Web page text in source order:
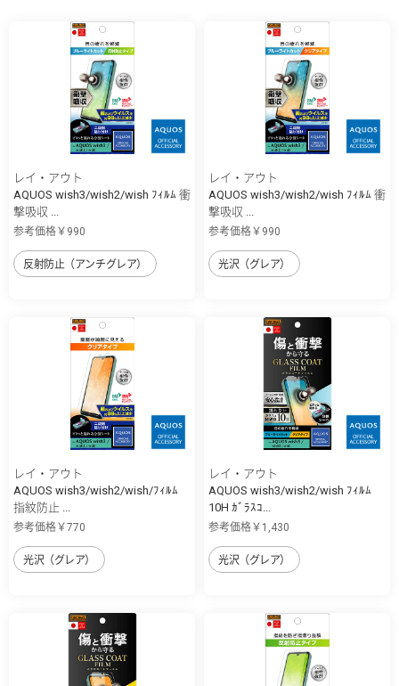
レイ・アウト
AQUOS wish3/wish2/wish ﾌｨﾙﾑ 衝
撃吸収 ...
参考価格￥990
反射防止（アンチグレア）
レイ・アウト
AQUOS wish3/wish2/wish ﾌｨﾙﾑ 衝
撃吸収 ...
参考価格￥990
光沢（グレア）
レイ・アウト
AQUOS wish3/wish2/wish/ﾌｨﾙﾑ
指紋防止 ...
参考価格￥770
光沢（グレア）
レイ・アウト
AQUOS wish3/wish2/wish ﾌｨﾙﾑ
10H ｶﾞﾗｽｺ...
参考価格￥1,430
光沢（グレア）